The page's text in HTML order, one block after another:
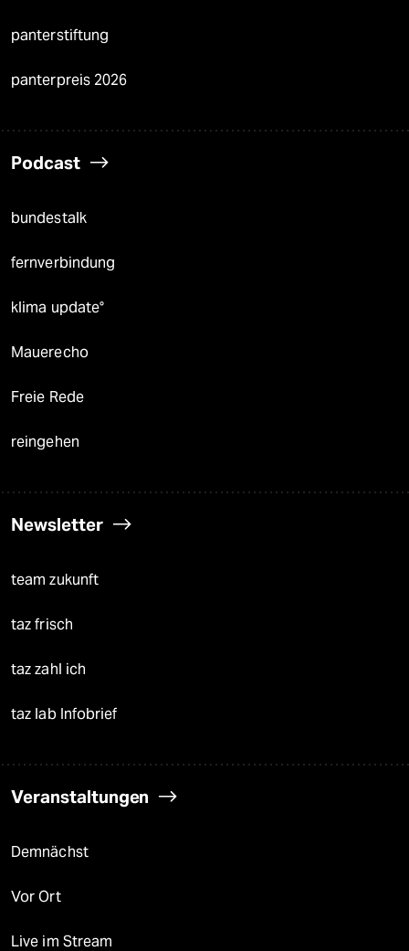
panterstiftung
panterpreis 2026
Podcast
bundestalk
fernverbindung
klima update°
Mauerecho
Freie Rede
reingehen
Newsletter
team zukunft
taz frisch
taz zahl ich
taz lab Infobrief
Veranstaltungen
Demnächst
Vor Ort
Live im Stream